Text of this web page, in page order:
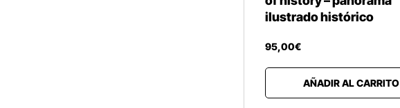
ilustrado histórico
95,00€
AÑADIR AL CARRITO